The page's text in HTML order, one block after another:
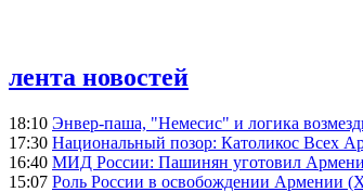
лента новостей
18:10 Энвер-паша, "Немесис" и логика
17:30 Национальный позор: Католикос Всех
16:40 МИД России: Пашинян уготовил
15:07 Роль России в освобождении Армении